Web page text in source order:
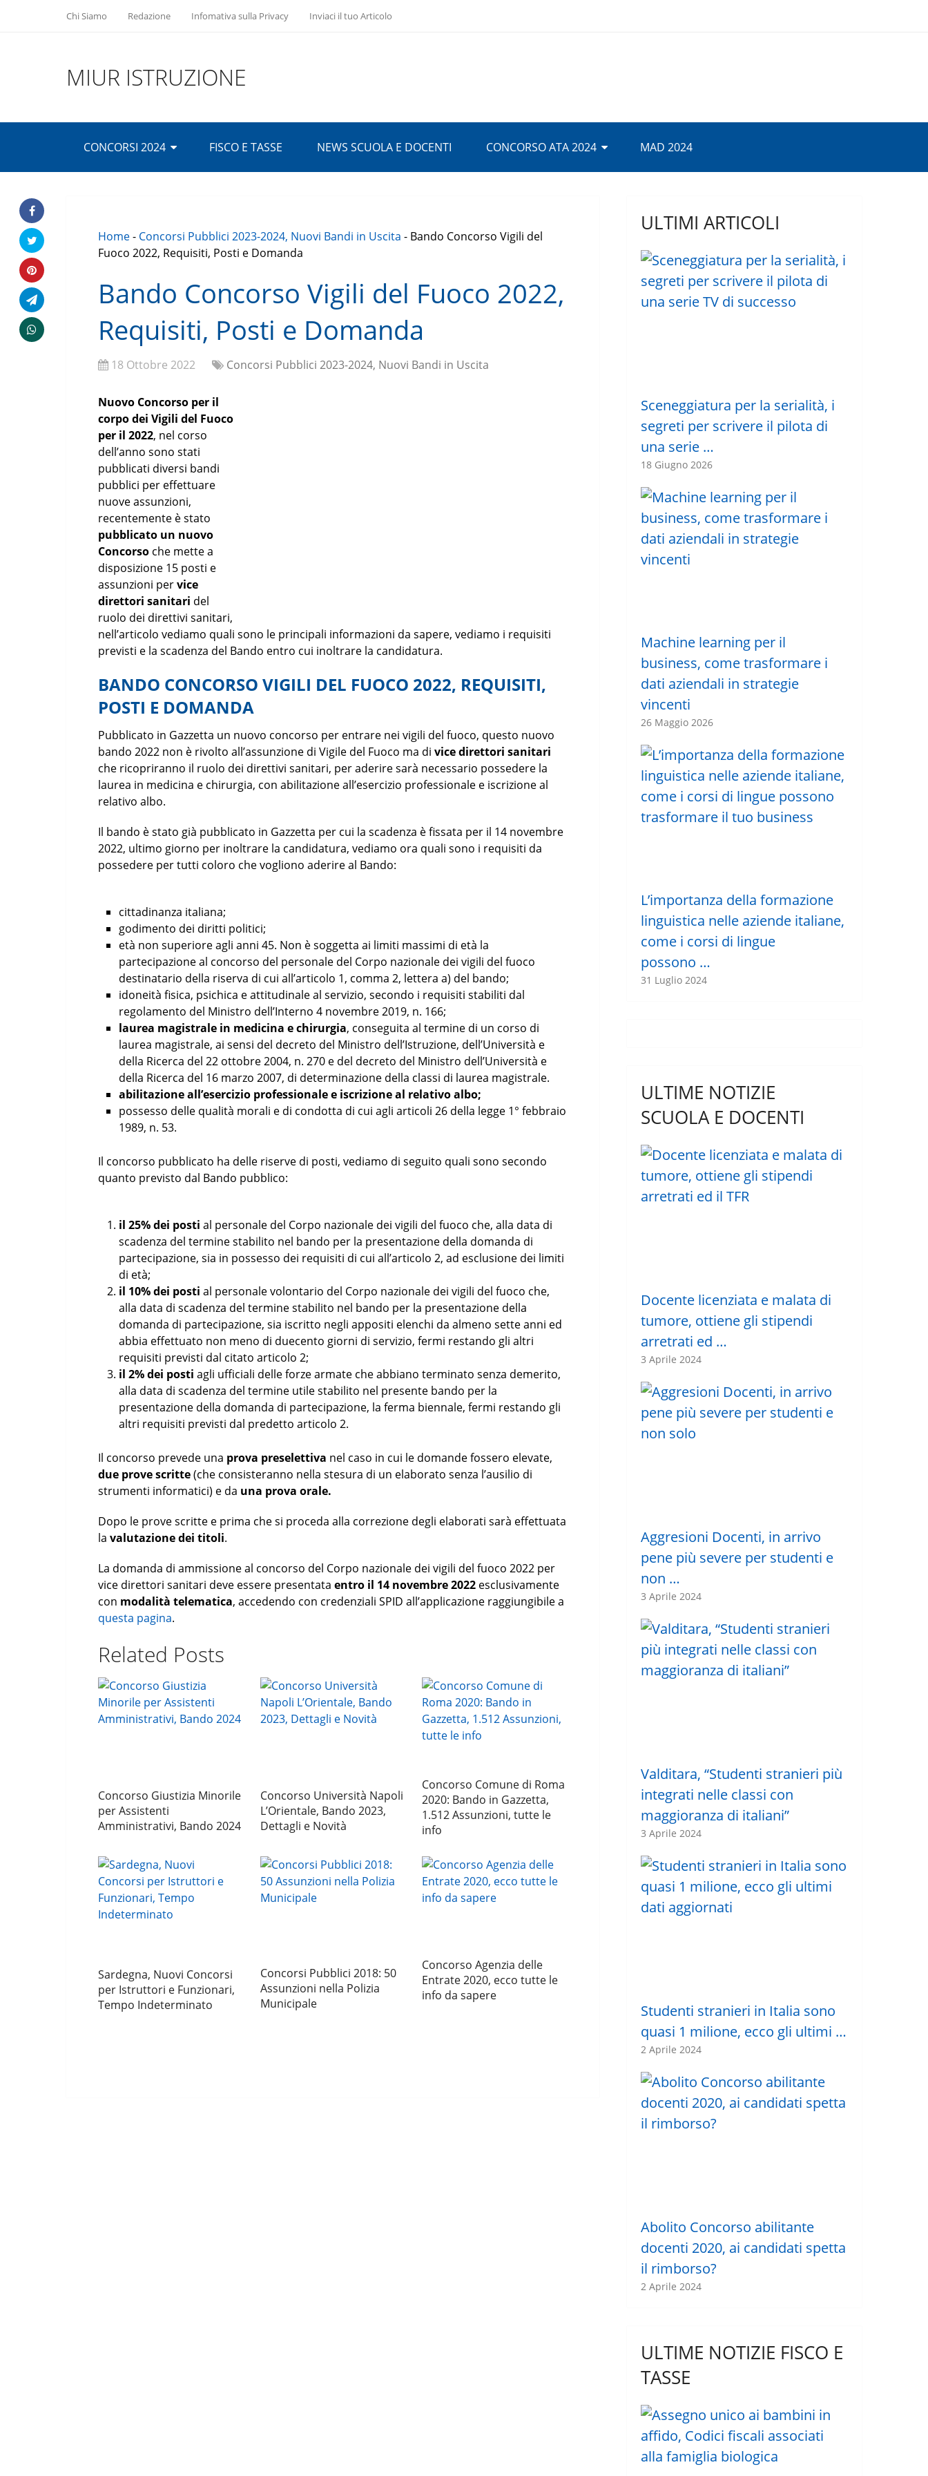
Chi Siamo Redazione Infomativa sulla Privacy Inviaci il tuo Articolo
MIUR ISTRUZIONE
CONCORSI 2024 FISCO E TASSE NEWS SCUOLA E DOCENTI CONCORSO ATA 2024 MAD 2024
Home- Concorsi Pubblici 2023-2024, Nuovi Bandi in Uscita - Bando Concorso Vigili del
Fuoco 2022, Requisiti, Posti e Domanda
Bando Concorso Vigili del Fuoco 2022,
Requisiti, Posti e Domanda
18 Ottobre 2022 Concorsi Pubblici 2023-2024, Nuovi Bandi in Uscita
Nuovo Concorso per il
corpo dei Vigili del Fuoco
per il 2022, nel corso
dell’anno sono stati
pubblicati diversi bandi
pubblici per effettuare
nuove assunzioni,
recentemente è stato
pubblicato un nuovo
Concorso che mette a
disposizione 15 posti e
assunzioni pervice
direttori sanitari del
ruolo dei direttivi sanitari,
nell’articolo vediamo quali sono le principali informazioni da sapere, vediamo i requisiti
previsti e la scadenza del Bando entro cui inoltrare la candidatura.
BANDO CONCORSO VIGILI DEL FUOCO 2022, REQUISITI,
POSTI E DOMANDA
Pubblicato in Gazzetta un nuovo concorso per entrare nei vigili del fuoco, questo nuovo
bando 2022 non è rivolto all’assunzione di Vigile del Fuoco ma di vice direttori sanitari
che ricopriranno il ruolo dei direttivi sanitari, per aderire sarà necessario possedere la
laurea in medicina e chirurgia, con abilitazione all’esercizio professionale e iscrizione al
relativo albo.
Il bando è stato già pubblicato in Gazzetta per cui la scadenza è fissata per il 14 novembre
2022, ultimo giorno per inoltrare la candidatura, vediamo ora quali sono i requisiti da
possedere per tutti coloro che vogliono aderire al Bando:
cittadinanza italiana;
godimento dei diritti politici;
età non superiore agli anni 45. Non è soggetta ai limiti massimi di età la
partecipazione al concorso del personale del Corpo nazionale dei vigili del fuoco
destinatario della riserva di cui all’articolo 1, comma 2, lettera a) del bando;
idoneità fisica, psichica e attitudinale al servizio, secondo i requisiti stabiliti dal
regolamento del Ministro dell’Interno 4 novembre 2019, n. 166;
laurea magistrale in medicina e chirurgia, conseguita al termine di un corso di
laurea magistrale, ai sensi del decreto del Ministro dell’Istruzione, dell’Università e
della Ricerca del 22 ottobre 2004, n. 270 e del decreto del Ministro dell’Università e
della Ricerca del 16 marzo 2007, di determinazione della classi di laurea magistrale.
abilitazione all’esercizio professionale e iscrizione al relativo albo;
possesso delle qualità morali e di condotta di cui agli articoli 26 della legge 1° febbraio
1989, n. 53.
Il concorso pubblicato ha delle riserve di posti, vediamo di seguito quali sono secondo
quanto previsto dal Bando pubblico:
il 25%dei posti al personale del Corpo nazionale dei vigili del fuoco che, alla data di
scadenza del termine stabilito nel bando per la presentazione della domanda di
partecipazione, sia in possesso dei requisiti di cui all’articolo 2, ad esclusione dei limiti
di età;
il 10%dei posti al personale volontario del Corpo nazionale dei vigili del fuoco che,
alla data di scadenza del termine stabilito nel bando per la presentazione della
domanda di partecipazione, sia iscritto negli appositi elenchi da almeno sette anni ed
abbia effettuato non meno di duecento giorni di servizio, fermi restando gli altri
requisiti previsti dal citato articolo 2;
il 2%dei posti agli ufficiali delle forze armate che abbiano terminato senza demerito,
alla data di scadenza del termine utile stabilito nel presente bando per la
presentazione della domanda di partecipazione, la ferma biennale, fermi restando gli
altri requisiti previsti dal predetto articolo 2.
Il concorso prevede una prova preselettiva nel caso in cui le domande fossero elevate,
due prove scritte(che consisteranno nella stesura di un elaborato senza l’ausilio di
strumenti informatici) e da una prova orale.
Dopo le prove scritte e prima che si proceda alla correzione degli elaborati sarà effettuata
la valutazione dei titoli.
La domanda di ammissione al concorso del Corpo nazionale dei vigili del fuoco 2022 per
vice direttori sanitari deve essere presentata entro il 14 novembre 2022 esclusivamente
con modalità telematica, accedendo con credenziali SPID all’applicazione raggiungibile a
questa pagina.
Related Posts
Concorso Giustizia Minorile
per Assistenti
Amministrativi, Bando 2024
Concorso Università Napoli
L’Orientale, Bando 2023,
Dettagli e Novità
Concorso Comune di Roma
2020: Bando in Gazzetta,
1.512 Assunzioni, tutte le
info
Sardegna, Nuovi Concorsi
per Istruttori e Funzionari,
Tempo Indeterminato
Concorsi Pubblici 2018: 50
Assunzioni nella Polizia
Municipale
Concorso Agenzia delle
Entrate 2020, ecco tutte le
info da sapere
ULTIMI ARTICOLI
Sceneggiatura per la serialità, i
segreti per scrivere il pilota di
una serie …
18 Giugno 2026
Machine learning per il
business, come trasformare i
dati aziendali in strategie
vincenti
26 Maggio 2026
L’importanza della formazione
linguistica nelle aziende italiane,
come i corsi di lingue
possono …
31 Luglio 2024
ULTIME NOTIZIE
SCUOLA E DOCENTI
Docente licenziata e malata di
tumore, ottiene gli stipendi
arretrati ed …
3 Aprile 2024
Aggresioni Docenti, in arrivo
pene più severe per studenti e
non …
3 Aprile 2024
Valditara, “Studenti stranieri più
integrati nelle classi con
maggioranza di italiani”
3 Aprile 2024
Studenti stranieri in Italia sono
quasi 1 milione, ecco gli ultimi …
2 Aprile 2024
Abolito Concorso abilitante
docenti 2020, ai candidati spetta
il rimborso?
2 Aprile 2024
ULTIME NOTIZIE FISCO E
TASSE